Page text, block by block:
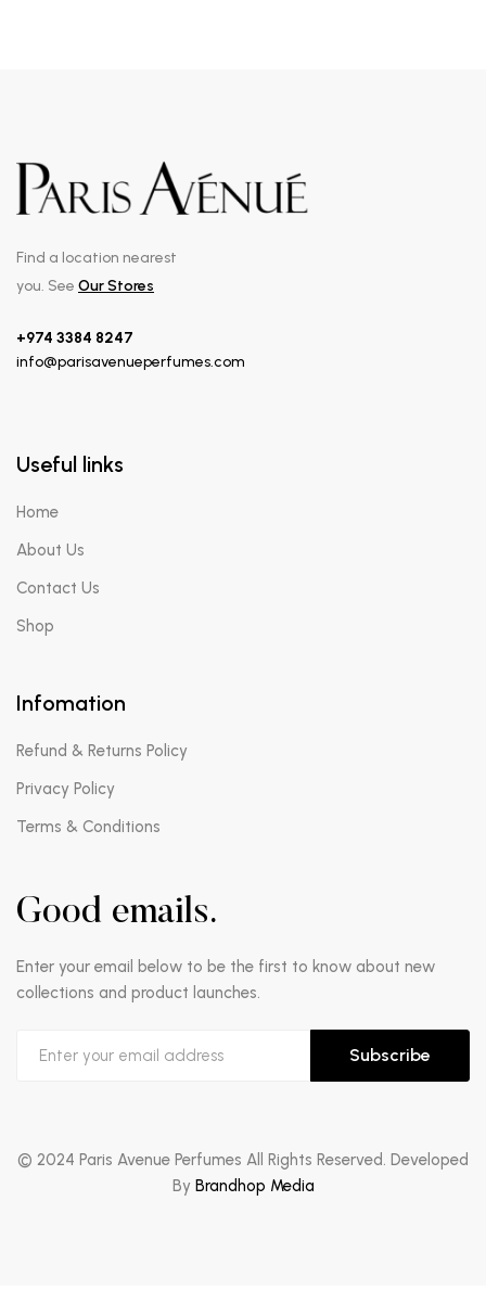
Find a location nearest
you. See Our Stores
+974 3384 8247
info@parisavenueperfumes.com
Useful links
Home
About Us
Contact Us
Shop
Infomation
Refund & Returns Policy
Privacy Policy
Terms & Conditions
Good emails.
Enter your email below to be the first to know about new
collections and product launches.
Subscribe
© 2024 Paris Avenue Perfumes All Rights Reserved. Developed
By Brandhop Media